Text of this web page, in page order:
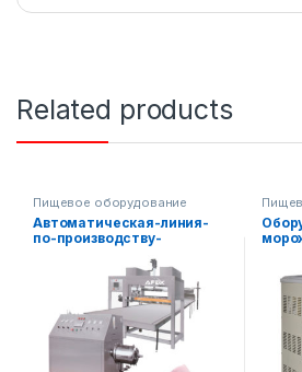
Related products
Пищевое оборудование
Автоматическая-линия-
по-производству-